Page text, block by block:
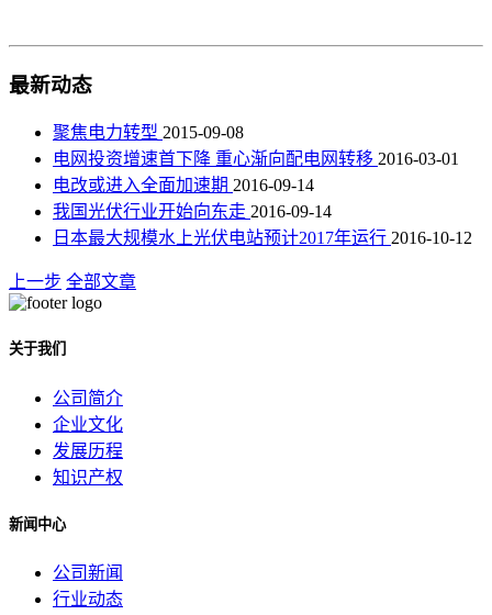
最新动态
聚焦电力转型 2015-09-08
电网投资增速首下降 重心渐向配电网转移 2016-03-01
电改或进入全面加速期 2016-09-14
我国光伏行业开始向东走 2016-09-14
日本最大规模水上光伏电站预计2017年运行 2016-10-12
上一步 全部文章
关于我们
公司简介
企业文化
发展历程
知识产权
新闻中心
公司新闻
行业动态